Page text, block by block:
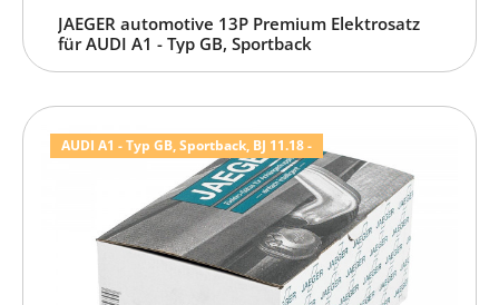
JAEGER automotive 13P Premium Elektrosatz
für AUDI A1 - Typ GB, Sportback
AUDI A1 - Typ GB, Sportback, BJ 11.18 -